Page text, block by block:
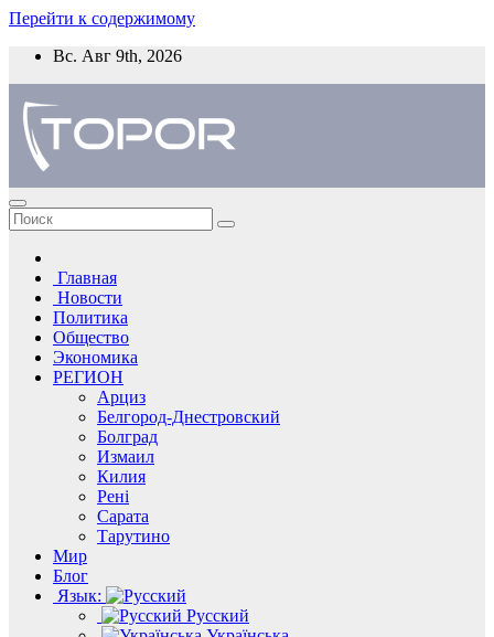
Перейти к содержимому
Вс. Авг 9th, 2026
Главная
Новости
Политика
Общество
Экономика
РЕГИОН
Арциз
Белгород-Днестровский
Болград
Измаил
Килия
Рені
Сарата
Тарутино
Мир
Блог
Язык:
Русский